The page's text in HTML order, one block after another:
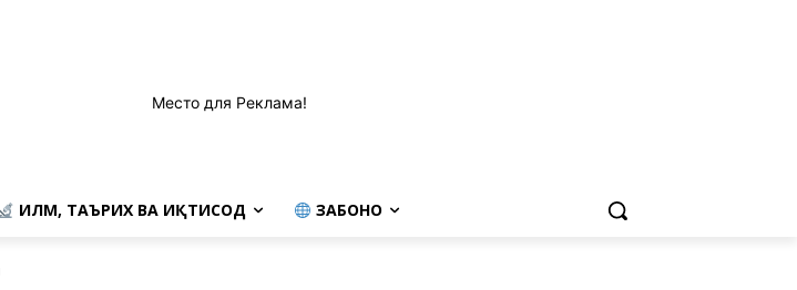
Место для Реклама!
ИЛМ, ТАЪРИХ ВА ИҚТИСОД ЗАБОНҲО